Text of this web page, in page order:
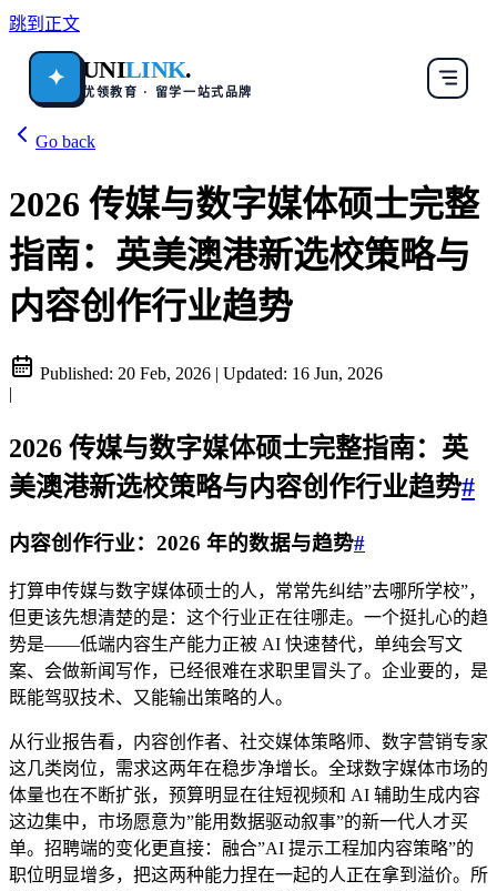
跳到正文
✦ UNILINK.
优领教育 · 留学一站式品牌
Go back
2026 传媒与数字媒体硕士完整
指南：英美澳港新选校策略与
内容创作行业趋势
Published: 20 Feb, 2026 | Updated: 16 Jun, 2026
|
2026 传媒与数字媒体硕士完整指南：英
美澳港新选校策略与内容创作行业趋势#
内容创作行业：2026 年的数据与趋势#
打算申传媒与数字媒体硕士的人，常常先纠结”去哪所学校”，
但更该先想清楚的是：这个行业正在往哪走。一个挺扎心的趋
势是——低端内容生产能力正被 AI 快速替代，单纯会写文
案、会做新闻写作，已经很难在求职里冒头了。企业要的，是
既能驾驭技术、又能输出策略的人。
从行业报告看，内容创作者、社交媒体策略师、数字营销专家
这几类岗位，需求这两年在稳步净增长。全球数字媒体市场的
体量也在不断扩张，预算明显在往短视频和 AI 辅助生成内容
这边集中，市场愿意为”能用数据驱动叙事”的新一代人才买
单。招聘端的变化更直接：融合”AI 提示工程加内容策略”的
职位明显增多，把这两种能力捏在一起的人正在拿到溢价。所